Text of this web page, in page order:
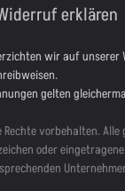
erklären
wir auf unserer
gelten
Rechte vorbehalten.
oder